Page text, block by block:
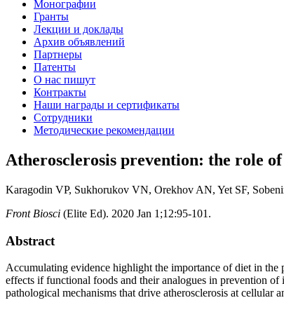
Монографии
Гранты
Лекции и доклады
Архив объявлений
Партнеры
Патенты
О нас пишут
Контракты
Наши награды и сертификаты
Сотрудники
Методические рекомендации
Atherosclerosis prevention: the role
Karagodin VP, Sukhorukov VN, Orekhov AN, Yet SF,
Front Biosci (Elite Ed). 2020 Jan 1;12:95-101.
Abstract
Accumulating evidence highlight the importance of diet in the
effects if functional foods and their analogues in prevention
pathological mechanisms that drive atherosclerosis at cellular